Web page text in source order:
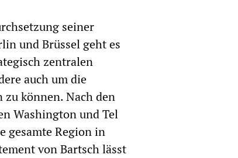
seiner
und Brüssel geht es
zentralen
auch um die
können. Nach den
Washington und Tel
gesamte Region in
von Bartsch lässt